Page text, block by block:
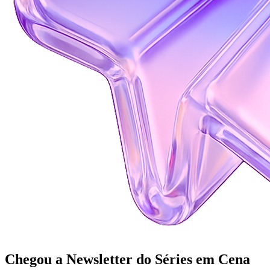
Chegou a Newsletter do Séries em Cena